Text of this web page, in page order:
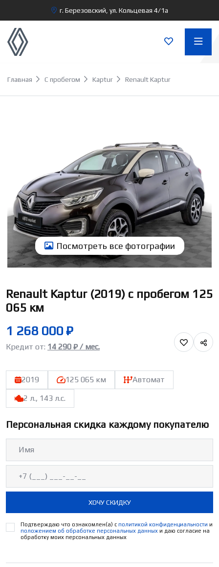
г. Березовский, ул. Кольцевая 4/1а
Главная С пробегом Kaptur Renault Kaptur
Посмотреть всe фотографии
Renault Kaptur (2019) с пробегом 125
065 км
1 268 000 ₽
Кредит от: 14 290 ₽ / мес.
2019 125 065 км
Автомат
2 л., 143 л.с.
Персональная скидка каждому покупателю
ХОЧУ СКИДКУ
Подтверждаю что ознакомлен(а) с политикой конфиденциальности и
положением об обработке персональных данных и даю согласие на
обработку моих персональных данных